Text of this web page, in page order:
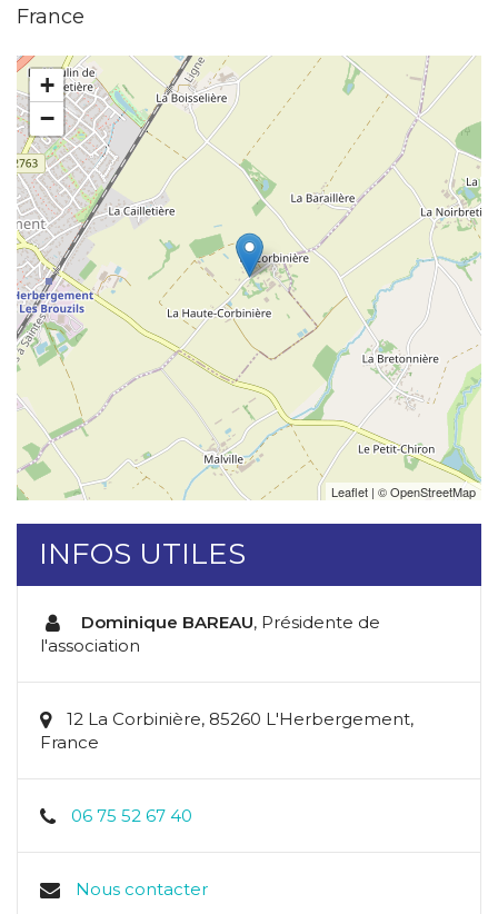
France
+
−
Leaflet | ©OpenStreetMap
INFOS UTILES
Dominique BAREAU, Présidente de
l'association
12 La Corbinière, 85260 L'Herbergement,
France
06 75 52 67 40
Nous contacter